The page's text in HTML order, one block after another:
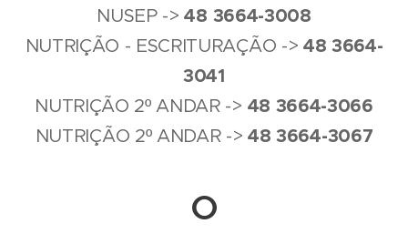
NUSEP ->48 3664-3008
NUTRIÇÃO - ESCRITURAÇÃO -> 483664-
3041
NUTRIÇÃO 2º ANDAR -> 48 3664-3066
NUTRIÇÃO 2º ANDAR -> 483664-3067
O